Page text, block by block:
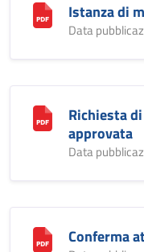
Istanza di
Data
Richiesta
approvata
Data
Conferma